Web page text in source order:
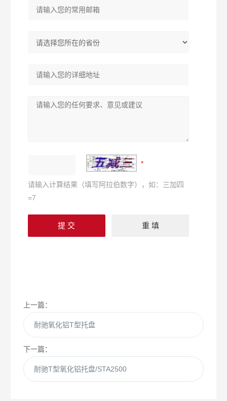
请输入计算结果（填写阿拉伯数字），如：三加四
=7
上一篇：
耐驰氧化铝T型托盘
下一篇：
耐驰T型氧化铝托盘/STA2500